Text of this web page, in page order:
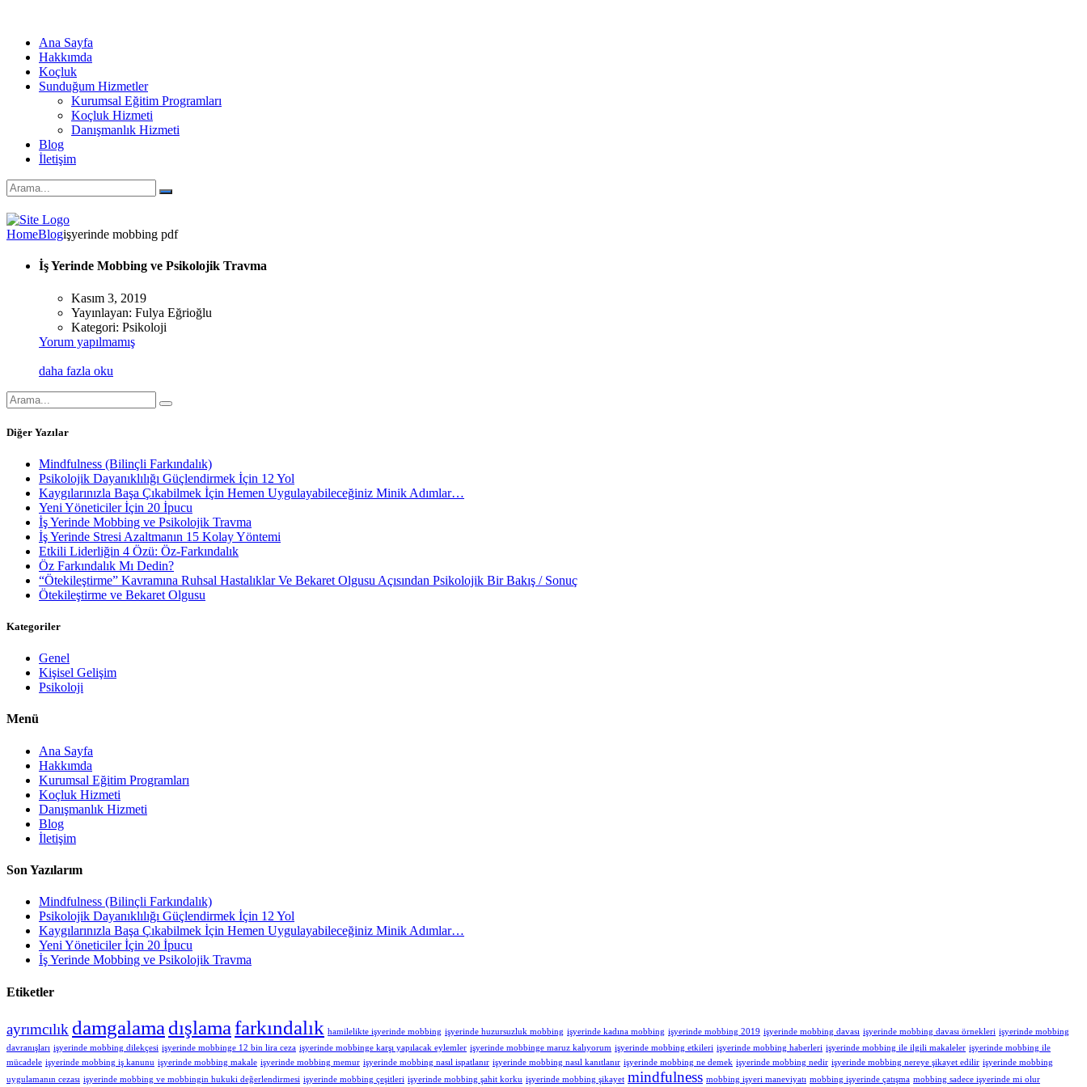
Ana Sayfa
Hakkımda
Koçluk
Sunduğum Hizmetler
Kurumsal Eğitim Programları
Koçluk Hizmeti
Danışmanlık Hizmeti
Blog
İletişim
HomeBlogişyerinde mobbing pdf
İş Yerinde Mobbing ve Psikolojik Travma
Kasım 3, 2019
Yayınlayan: Fulya Eğrioğlu
Kategori: Psikoloji
Yorum yapılmamış
daha fazla oku
Diğer Yazılar
Mindfulness (Bilinçli Farkındalık)
Psikolojik Dayanıklılığı Güçlendirmek İçin 12 Yol
Kaygılarınızla Başa Çıkabilmek İçin Hemen Uygulayabileceğiniz Minik Adımlar…
Yeni Yöneticiler İçin 20 İpucu
İş Yerinde Mobbing ve Psikolojik Travma
İş Yerinde Stresi Azaltmanın 15 Kolay Yöntemi
Etkili Liderliğin 4 Özü: Öz-Farkındalık
Öz Farkındalık Mı Dedin?
“Ötekileştirme” Kavramına Ruhsal Hastalıklar Ve Bekaret Olgusu Açısından Psikolojik Bir Bakış / Sonuç
Ötekileştirme ve Bekaret Olgusu
Kategoriler
Genel
Kişisel Gelişim
Psikoloji
Menü
Ana Sayfa
Hakkımda
Kurumsal Eğitim Programları
Koçluk Hizmeti
Danışmanlık Hizmeti
Blog
İletişim
Son Yazılarım
Mindfulness (Bilinçli Farkındalık)
Psikolojik Dayanıklılığı Güçlendirmek İçin 12 Yol
Kaygılarınızla Başa Çıkabilmek İçin Hemen Uygulayabileceğiniz Minik Adımlar…
Yeni Yöneticiler İçin 20 İpucu
İş Yerinde Mobbing ve Psikolojik Travma
Etiketler
ayrımcılık damgalama dışlamafarkındalık hamilelikte işyerinde mobbing işyerinde huzursuzluk mobbing işyerinde kadına mobbing işyerinde mobbing 2019 işyerinde mobbing davası işyerinde mobbing davası örnekleri işyerinde mobbing
davranışları işyerinde mobbing dilekçesi işyerinde mobbinge 12 bin lira ceza işyerinde mobbinge karşı yapılacak eylemler işyerinde mobbinge maruz kalıyorum işyerinde mobbing etkileri işyerinde mobbing haberleri işyerinde mobbing ile ilgili makaleler işyerinde mobbing ile
mücadele işyerinde mobbing iş kanunu işyerinde mobbing makale işyerinde mobbing memur işyerinde mobbing nasıl ispatlanır işyerinde mobbing nasıl kanıtlanır işyerinde mobbing ne demek işyerinde mobbing nedir işyerinde mobbing nereye şikayet edilir işyerinde mobbing
uygulamanın cezası işyerinde mobbing ve mobbingin hukuki değerlendirmesi işyerinde mobbing çeşitleri işyerinde mobbing şahit korku işyerinde mobbing şikayet mindfulness mobbing işyeri maneviyatı mobbing işyerinde çatışma mobbing sadece işyerinde mi olur